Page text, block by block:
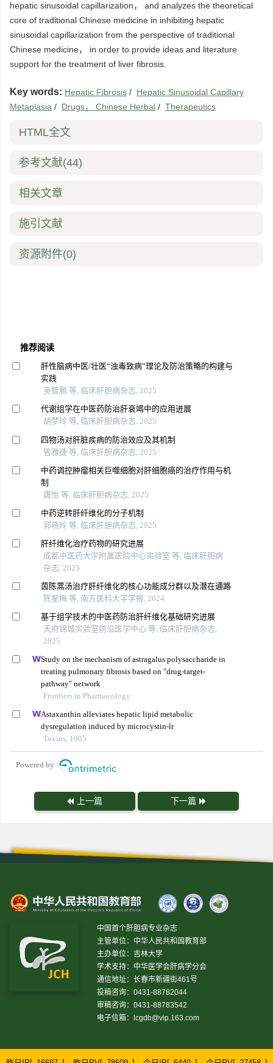
hepatic sinusoidal capillarization， and analyzes the theoretical
core of traditional Chinese medicine in inhibiting hepatic
sinusoidal capillarization from the perspective of traditional
Chinese medicine， in order to provide ideas and literature
support for the treatment of liver fibrosis.
Key words: Hepatic Fibrosis / Hepatic Sinusoidal Capillary
Metaplasia / Drugs， Chinese Herbal / Therapeutics
HTML全文
参考文献(44)
相关文章
施引文献
资源附件(0)
推荐阅读
肝性脑病中医/壮医“浊毒致病”理论及防治策略的构建与
实践
吴智鹏 等, 临床肝胆病杂志, 2025
代谢组学在中医药防治肝衰竭中的应用进展
胡梦玲 等, 临床肝胆病杂志, 2025
四物汤对肝脏疾病的防治效应及其机制
管雅捷 等, 临床肝胆病杂志, 2025
中药调控肿瘤相关巨噬细胞对肝细胞癌的治疗作用与机
制
唐怡 等, 临床肝胆病杂志, 2025
中药逆转肝纤维化的分子机制
郭晓玲 等, 临床肝胆病杂志, 2025
肝纤维化治疗药物的研究进展
成都中医药大学附属医院中心实验室 等, 临床肝胆病
杂志, 2025
茵陈蒿汤治疗肝纤维化的核心功能成分群以及潜在通路
陈星梅 等, 南方医科大学学报, 2024
基于组学技术的中医药防治肝纤维化基础研究进展
天府锦城实验室前沿医学中心 等, 临床肝胆病杂志,
2025
Study on the mechanism of astragalus polysaccharide in
treating pulmonary fibrosis based on "drug-target-
pathway" network
Frontiers in Pharmacology
Astaxanthin alleviates hepatic lipid metabolic
dysregulation induced by microcystin-lr
Toxins, 1905
Powered by
上一篇 下一篇
中国首个肝胆病专业杂志
主管单位：中华人民共和国教育部
主办单位：吉林大学
学术支持：中华医学会肝病学分会
通信地址：长春市新疆街461号
投稿咨询：0431-88782044
审稿咨询：0431-88783542
电子信箱：
lcgdb@vip.163.com